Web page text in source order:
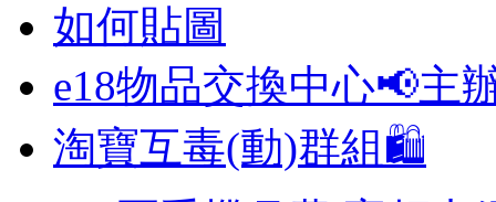
如何貼圖
e18物品交換中心📢主
淘寶互毒(動)群組🛍️